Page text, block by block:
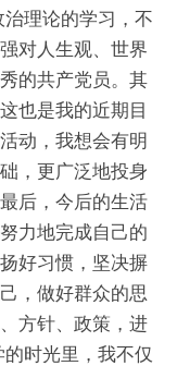
理论的学习，不
对人生观、世界
的共产党员。其
也是我的近期目
动，我想会有明
，更广泛地投身
后，今后的生活
力地完成自己的
好习惯，坚决摒
，做好群众的思
方针、政策，进
时光里，我不仅